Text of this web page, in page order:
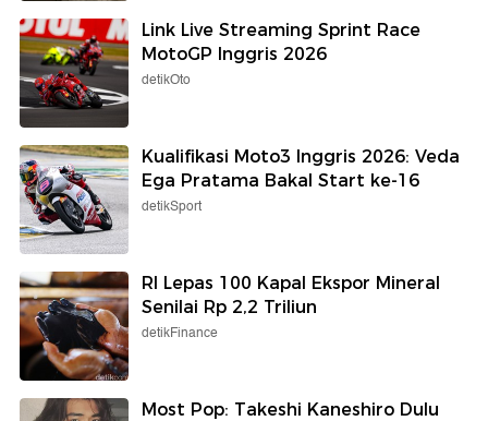
Link Live Streaming Sprint Race
MotoGP Inggris 2026
detikOto
Kualifikasi Moto3 Inggris 2026: Veda
Ega Pratama Bakal Start ke-16
detikSport
RI Lepas 100 Kapal Ekspor Mineral
Senilai Rp 2,2 Triliun
detikFinance
Most Pop: Takeshi Kaneshiro Dulu